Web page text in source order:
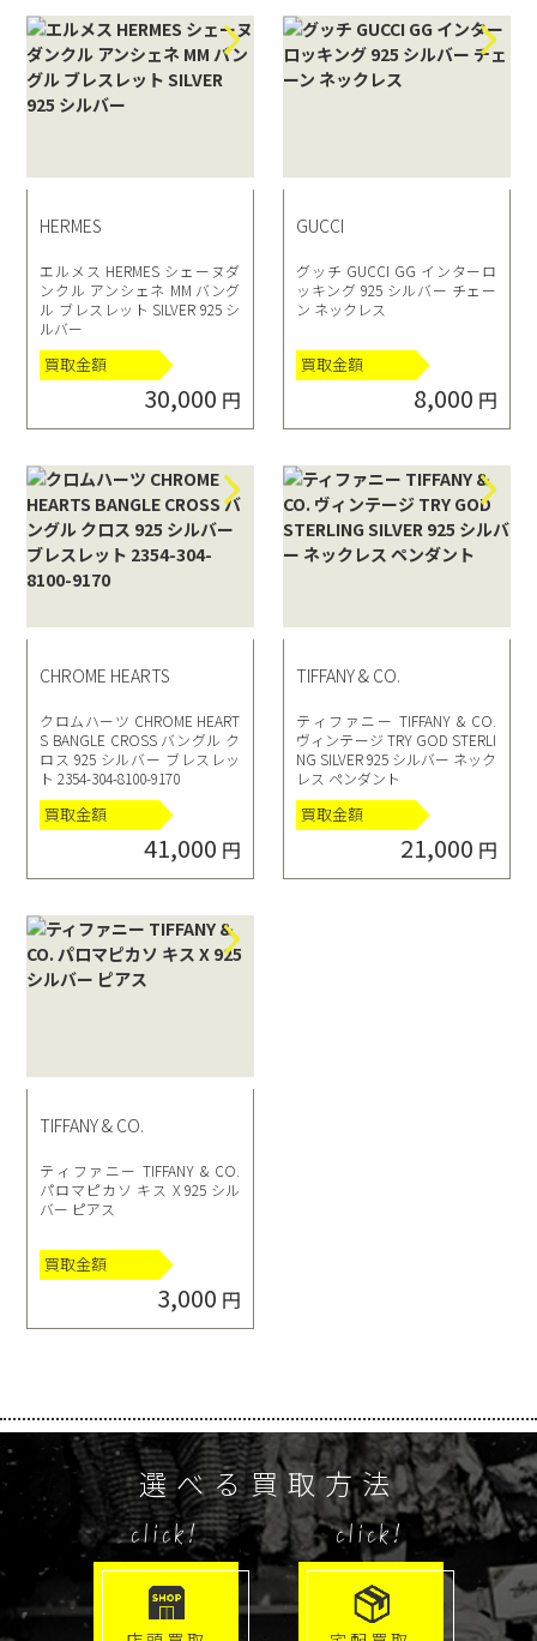
HERMES
エルメス HERMES シェーヌダ
ンクル アンシェネ MM バング
ル ブレスレット SILVER 925 シ
ルバー
買取金額
30,000 円
GUCCI
グッチ GUCCI GG インターロ
ッキング 925 シルバー チェー
ン ネックレス
買取金額
8,000 円
CHROME HEARTS
クロムハーツ CHROME HEART
S BANGLE CROSS バングル ク
ロス 925 シルバー ブレスレッ
ト 2354-304-8100-9170
買取金額
41,000 円
TIFFANY & CO.
ティファニー TIFFANY & CO.
ヴィンテージ TRY GOD STERLI
NG SILVER 925 シルバー ネック
レス ペンダント
買取金額
21,000 円
TIFFANY & CO.
ティファニー TIFFANY & CO.
パロマピカソ キス X 925 シル
バー ピアス
買取金額
3,000 円
選べる買取方法
click! click!